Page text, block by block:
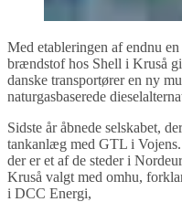
Med etableringen af endnu
brændstof hos Shell i Kruså
danske transportører en ny
naturgasbaserede
Sidste år åbnede selskabet,
tankanlæg med GTL i
der er et af de steder i
Kruså valgt med omhu,
i DCC Energi,